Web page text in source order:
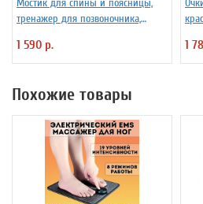
тренажер для позвоночника,
1 590 р. 1
Похожие товары